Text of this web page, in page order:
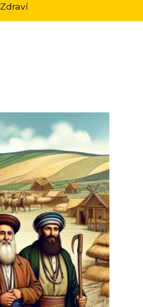
Zdraví